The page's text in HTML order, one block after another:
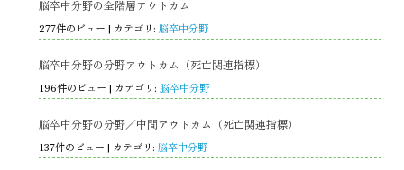
脳卒中分野の全階層アウトカム
277件のビュー | カテゴリ: 脳卒中分野
脳卒中分野の分野アウトカム（死亡関連指標）
196件のビュー | カテゴリ: 脳卒中分野
脳卒中分野の分野／中間アウトカム（死亡関連指標）
137件のビュー | カテゴリ: 脳卒中分野